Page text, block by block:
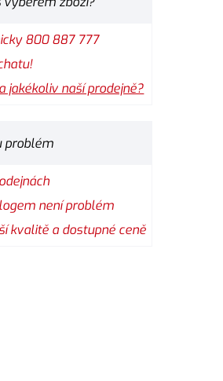
800 887 777
jakékoliv naší prodejně?
problém
není problém
kvalitě a dostupné ceně